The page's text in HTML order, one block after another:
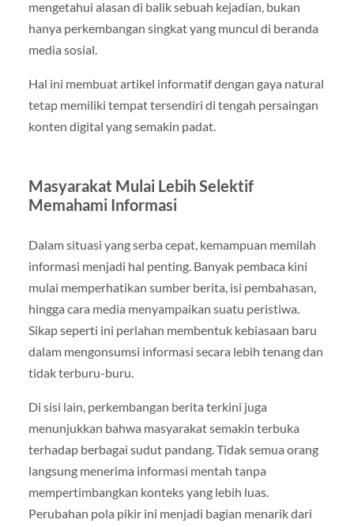
mengetahui alasan di balik sebuah kejadian, bukan
hanya perkembangan singkat yang muncul di beranda
media sosial.
Hal ini membuat artikel informatif dengan gaya natural
tetap memiliki tempat tersendiri di tengah persaingan
konten digital yang semakin padat.
Masyarakat Mulai Lebih Selektif
Memahami Informasi
Dalam situasi yang serba cepat, kemampuan memilah
informasi menjadi hal penting. Banyak pembaca kini
mulai memperhatikan sumber berita, isi pembahasan,
hingga cara media menyampaikan suatu peristiwa.
Sikap seperti ini perlahan membentuk kebiasaan baru
dalam mengonsumsi informasi secara lebih tenang dan
tidak terburu-buru.
Di sisi lain, perkembangan berita terkini juga
menunjukkan bahwa masyarakat semakin terbuka
terhadap berbagai sudut pandang. Tidak semua orang
langsung menerima informasi mentah tanpa
mempertimbangkan konteks yang lebih luas.
Perubahan pola pikir ini menjadi bagian menarik dari